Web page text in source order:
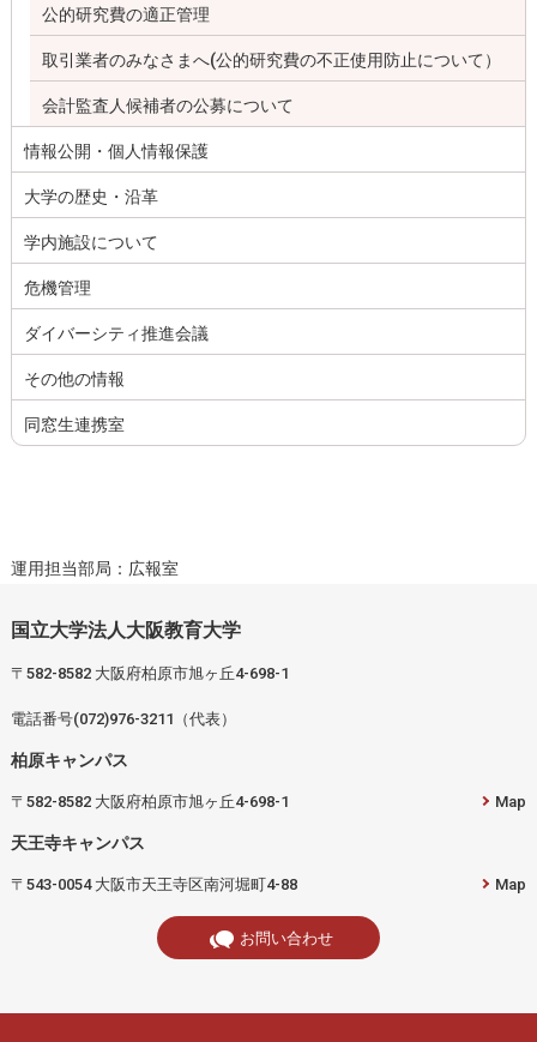
公的研究費の適正管理
取引業者のみなさまへ(公的研究費の不正使用防止について）
会計監査人候補者の公募について
情報公開・個人情報保護
大学の歴史・沿革
学内施設について
危機管理
ダイバーシティ推進会議
その他の情報
同窓生連携室
運用担当部局：広報室
国立大学法人大阪教育大学
〒582-8582 大阪府柏原市旭ヶ丘4-698-1
電話番号(072)976-3211（代表）
柏原キャンパス
〒582-8582 大阪府柏原市旭ヶ丘4-698-1 Map
天王寺キャンパス
〒543-0054 大阪市天王寺区南河堀町4-88 Map
お問い合わせ